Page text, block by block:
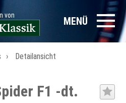
von MENÜ
Detailansicht
F1 -dt.